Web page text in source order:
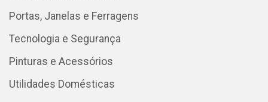
Portas, Janelas e Ferragens
Tecnologia e Segurança
Pinturas e Acessórios
Utilidades Domésticas